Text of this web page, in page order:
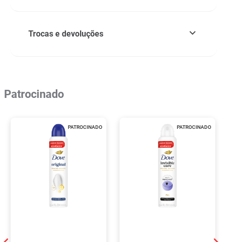
Trocas e devoluções
Patrocinado
PATROCINADO PATROCINADO